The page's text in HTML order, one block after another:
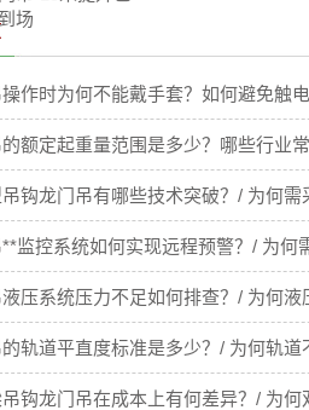
场
作时为何不能戴手套？如何避免触电
额定起重量范围是多少？哪些行业常
钩龙门吊有哪些技术突破？/ 为何需
监控系统如何实现远程预警？/ 为何
压系统压力不足如何排查？/ 为何液
轨道平直度标准是多少？/ 为何轨道
钩龙门吊在成本上有何差异？/ 为何